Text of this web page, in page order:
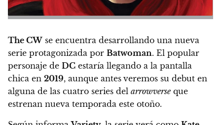
The CW se encuentra desarrollando una nueva
serie protagonizada por Batwoman. El popular
personaje de DC estaría llegando a la pantalla
chica en 2019, aunque antes veremos su debut en
alguna de las cuatro series del arrowverse que
estrenan nueva temporada este otoño.